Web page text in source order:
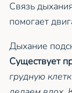
Связь
помогает
Дыхание
Существует
грудную